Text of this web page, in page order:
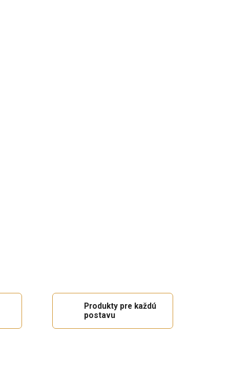
Produkty pre každú
postavu